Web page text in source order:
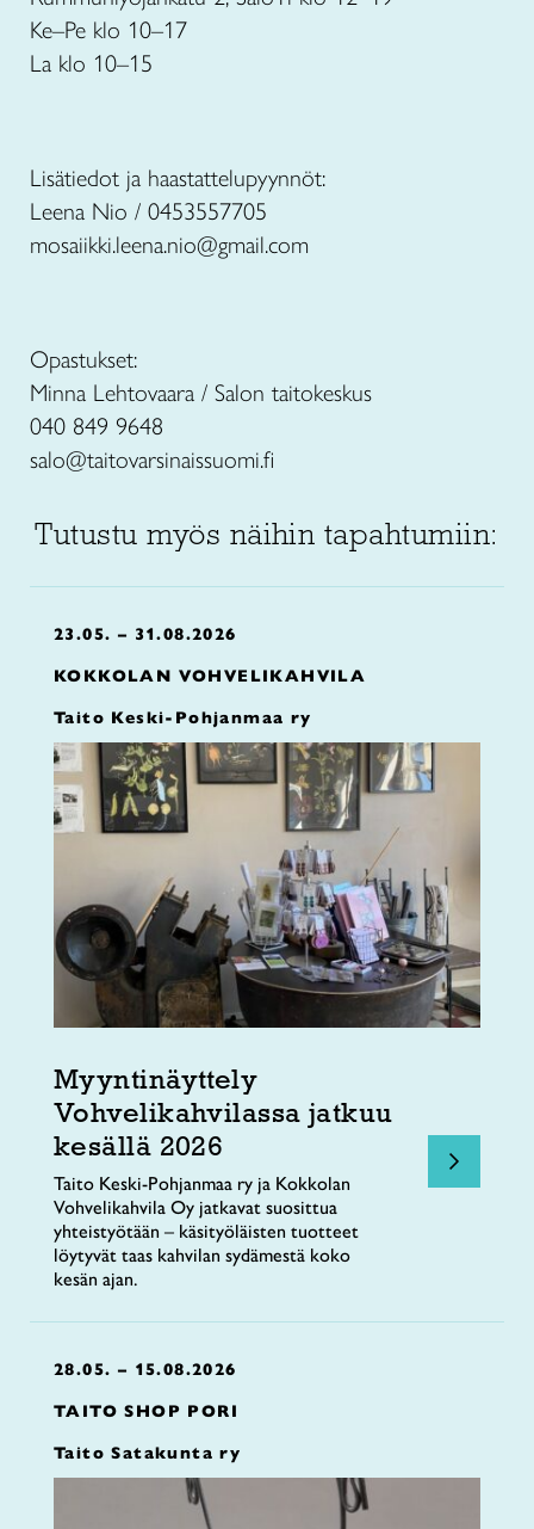
Ke–Pe klo 10–17
La klo 10–15
Lisätiedot ja haastattelupyynnöt:
Leena Nio / 0453557705
mosaiikki.leena.nio@gmail.com
Opastukset:
Minna Lehtovaara / Salon taitokeskus
040 849 9648
salo@taitovarsinaissuomi.fi
Tutustu myös näihin tapahtumiin:
23.05. – 31.08.2026
KOKKOLAN VOHVELIKAHVILA
Taito Keski-Pohjanmaa ry
Myyntinäyttely
Vohvelikahvilassa jatkuu
kesällä 2026
Taito Keski-Pohjanmaa ry ja Kokkolan
Vohvelikahvila Oy jatkavat suosittua
yhteistyötään – käsityöläisten tuotteet
löytyvät taas kahvilan sydämestä koko
kesän ajan.
28.05. – 15.08.2026
TAITO SHOP PORI
Taito Satakunta ry